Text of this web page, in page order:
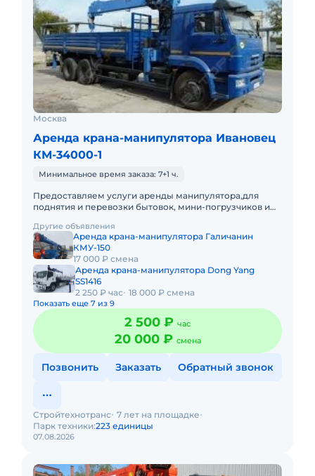
Москва
Аренда крана-манипулятора Ивановец
КМ-34000-1
Минимальное время заказа: 7+1 ч.
Предоставляем услуги аренды манипулятора,для
поднятия и перевозки бытовок, мини-погрузчиков и
оператором.Т
Другие объявления
Аренда крана-манипулятора Галичанин
КМУ-150
17 000 ₽ смена
Аренда крана-манипулятора Dong Yang
SS1416
2 250 ₽ час 18 000 ₽ смена
Показать еще 7 из 9
2 500 ₽ час
20 000 ₽ смена
Позвонить Заказать Обратный звонок
07.08.2026
Стройтехнотранс 7 лет на площадке
Парк техники:223 единицы